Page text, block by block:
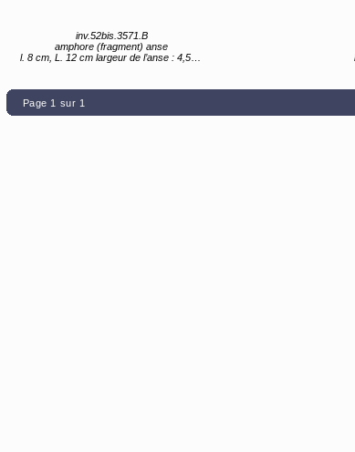
inv.52bis.3571.B
amphore (fragment) anse
l. 8 cm, L. 12 cm largeur de l’anse : 4,5 cm.
Page 1 sur 1